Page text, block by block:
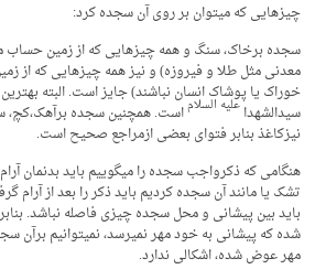
چیزهایی که می­توان بر روی آن سجده کرد:
سجده برخاک، سنگ و همه چیزهایی که از زمین حساب
معدنی مثل طلا و فیروزه) و نیز همه چیزهایی که از
خوراک یا پوشاک انسان نباشند) جایز است. البته
سیدالشهداعلیه السلاماست. همچنین سجده برآهک،کچ،
نیزکاغذ بنابر فتوای بعضی ازمراجع صحیح است.
هنگامی که ذکرواجب سجده را می­گوییم باید بدنمان آرام
تشک یا مانند آن سجده کردیم باید ذکر را بعد از آرام
باید بین پیشانی و محل سجده چیزی فاصله نباشد.
شده که پیشانی به خود مهر نمی­رسد، نمی­توانیم برآن
مهر عوض شده، اشکالی ندارد.